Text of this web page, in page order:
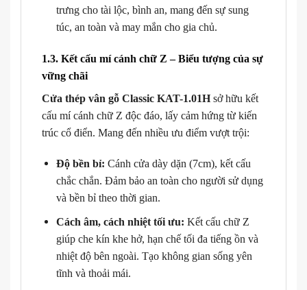
trưng cho tài lộc, bình an, mang đến sự sung
túc, an toàn và may mắn cho gia chủ.
1.3. Kết cấu mí cánh chữ Z – Biểu tượng của sự
vững chãi
Cửa thép vân gỗ Classic KAT-1.01Hsở hữu kết
cấu mí cánh chữ Z độc đáo, lấy cảm hứng từ kiến
trúc cổ điển. Mang đến nhiều ưu điểm vượt trội:
Độ bền bỉ: Cánh cửa dày dặn (7cm), kết cấu
chắc chắn. Đảm bảo an toàn cho người sử dụng
và bền bỉ theo thời gian.
Cách âm, cách nhiệt tối ưu: Kết cấu chữ Z
giúp che kín khe hở, hạn chế tối đa tiếng ồn và
nhiệt độ bên ngoài. Tạo không gian sống yên
tĩnh và thoải mái.